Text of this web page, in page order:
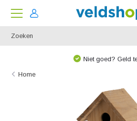
Niet goed? Geld
Home